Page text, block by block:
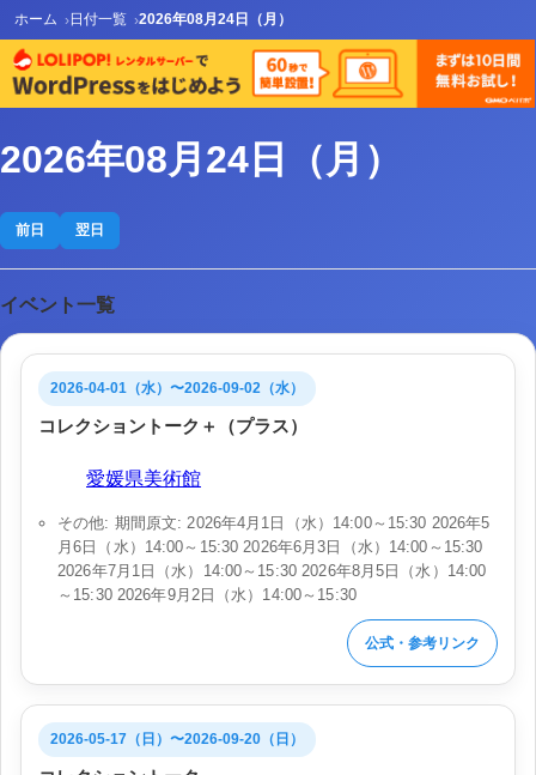
ホーム 日付一覧 2026年08月24日（月）
2026年08月24日（月）
前日 翌日
イベント一覧
2026-04-01（水）〜2026-09-02（水）
コレクショントーク＋（プラス）
愛媛県美術館
その他: 期間原文: 2026年4月1日（水）14:00～15:30 2026年5
月6日（水）14:00～15:30 2026年6月3日（水）14:00～15:30
2026年7月1日（水）14:00～15:30 2026年8月5日（水）14:00
～15:30 2026年9月2日（水）14:00～15:30
公式・参考リンク
2026-05-17（日）〜2026-09-20（日）